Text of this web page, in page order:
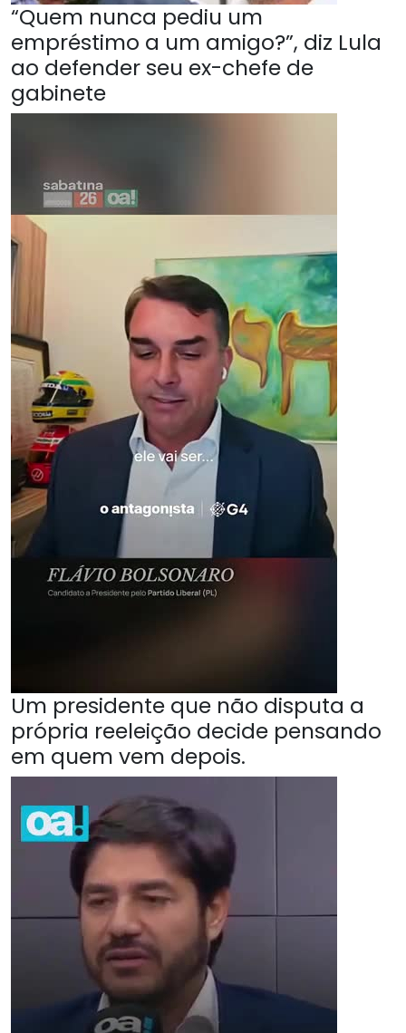
“Quem nunca pediu um
empréstimo a um amigo?”, diz Lula
ao defender seu ex-chefe de
gabinete
Um presidente que não disputa a
própria reeleição decide pensando
em quem vem depois.